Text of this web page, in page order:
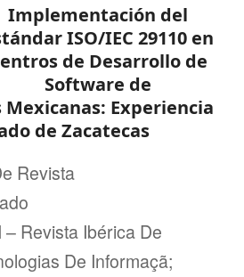
Implementación del
ISO/IEC 29110 en
de Desarrollo de
Software de
Experiencia
de Zacatecas
Revista
– Revista Ibérica De
De Informaçã;